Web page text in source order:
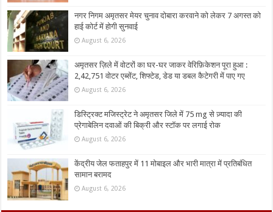
नगर निगम अमृतसर मेयर चुनाव दोबारा करवाने को लेकर 7 अगस्त को
हाई कोर्ट में होगी सुनवाई
August 6, 2026
अमृतसर ज़िले में वोटरों का घर-घर जाकर वेरिफ़िकेशन पूरा हुआ :
2,42,751 वोटर एब्सेंट, शिफ्टेड, डेड या डबल कैटेगरी में पाए गए
August 6, 2026
डिस्ट्रिक्ट मजिस्ट्रेट ने अमृतसर जिले में 75 mg से ज़्यादा की
प्रेगाबेलिन दवाओं की बिक्री और स्टॉक पर लगाई रोक
August 6, 2026
केंद्रीय जेल फताहपुर में 11 मोबाइल और भारी मात्रा में प्रतिबंधित
सामान बरामद
August 6, 2026